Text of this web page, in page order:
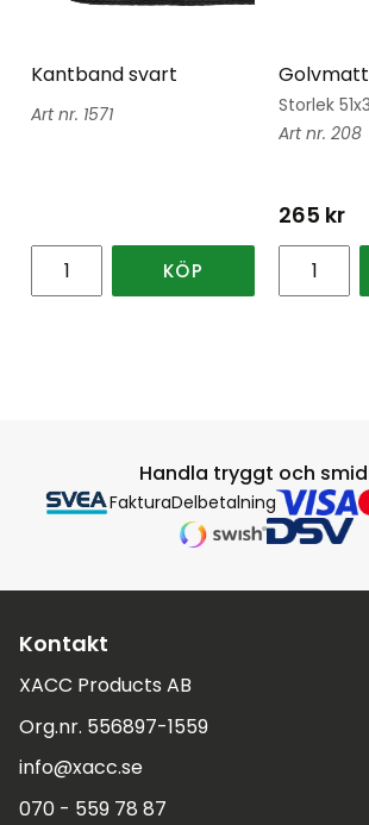
Kantband svart
1571
KÖP
Storlek
208
265 kr
Handla tryggt och
FakturaDelbetalning
Kontakt
XACC Products AB
Org.nr. 556897-1559
info@xacc.se
070 - 559 78 87